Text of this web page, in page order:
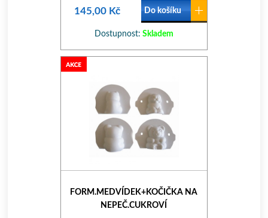
145,00 Kč Do košíku
Dostupnost: Skladem
FORM.MEDVÍDEK+KOČIČKA NA
NEPEČ.CUKROVÍ